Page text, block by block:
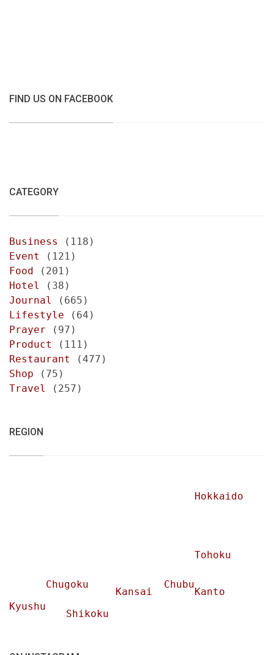
FIND US ON FACEBOOK
CATEGORY
Business
(118)
Event
(121)
Food (201)
Hotel
(38)
Journal
(665)
Lifestyle (64)
Prayer (97)
Product
(111)
Restaurant
(477)
Shop (75)
Travel
(257)
REGION
Hokkaido
Tohoku
Chubu
Chugoku
Kansai
Kanto
Kyushu
Shikoku